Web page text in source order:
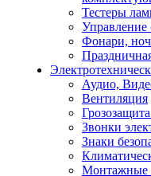
Тестеры
Фонари,
Аудио,
Вентиляция
Звонки
Знаки
Монтажные